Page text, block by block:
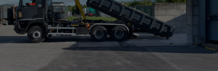
footer
content